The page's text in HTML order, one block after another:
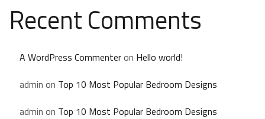
Recent Comments
A WordPress Commenteron Hello world!
admin on Top 10 Most Popular Bedroom Designs
admin on Top 10 Most Popular Bedroom Designs